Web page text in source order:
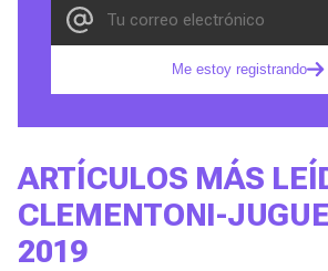
Me estoy registrando
ARTÍCULOS MÁS
CLEMENTONI-
2019